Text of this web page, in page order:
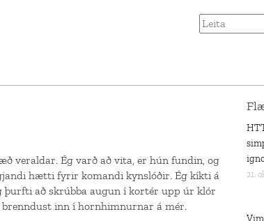
veraldar. Ég varð að vita, er hún fundin, og
hætti fyrir komandi kynslóðir. Ég kíkti á
þurfti að skrúbba augun í kortér upp úr klór
brenndust inn í hornhimnurnar á mér.
21.